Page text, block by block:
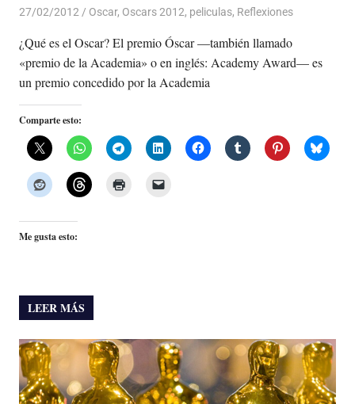
27/02/2012 Luis Castellanos
Oscar, Oscars 2012, peliculas, Reflexiones
¿Qué es el Oscar? El premio Óscar —también llamado
«premio de la Academia» o en inglés: Academy Award— es
un premio concedido por la Academia
Comparte esto:
Me gusta esto:
LEER MÁS